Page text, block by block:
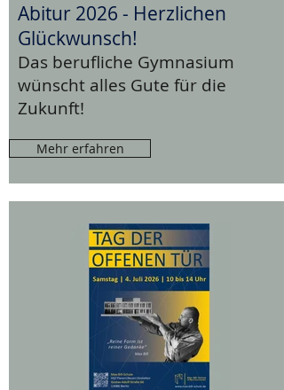
Abitur 2026 - Herzlichen
Glückwunsch!
Das berufliche Gymnasium
wünscht alles Gute für die
Zukunft!
Mehr erfahren